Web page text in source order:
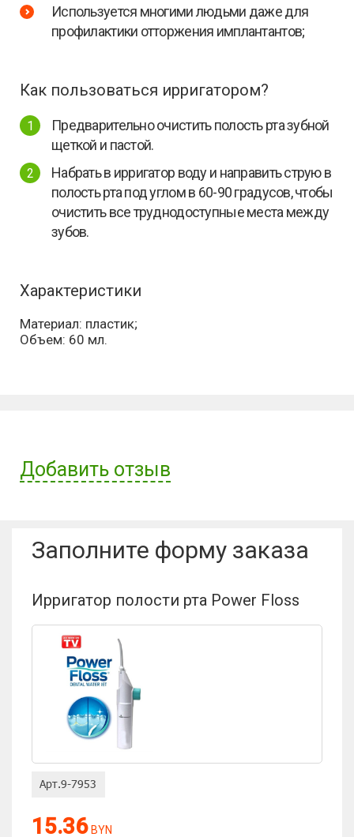
Используется многими людьми даже для
профилактики отторжения имплантантов;
Как пользоваться ирригатором?
Предварительно очистить полость рта зубной
щеткой и пастой.
Набрать в ирригатор воду и направить струю в
полость рта под углом в 60-90 градусов, чтобы
очистить все труднодоступные места между
зубов.
Характеристики
Материал: пластик;
Объем: 60 мл.
Добавить отзыв
Оценка:
Заполните форму заказа
Ирригатор полости рта Power Floss
15.36 BYN